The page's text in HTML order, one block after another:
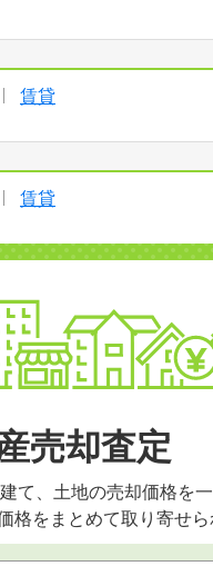
賃貸
賃貸
売却査定
て、土地の売却価格を
格をまとめて取り寄せ